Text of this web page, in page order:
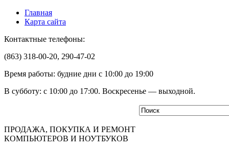
Главная
Карта сайта
Контактные телефоны:
(863) 318-00-20, 290-47-02
Время работы: будние дни с 10:00 до 19:00
В субботу: с 10:00 до 17:00. Воскресенье — выходной.
ПРОДАЖА, ПОКУПКА И РЕМОНТ
КОМПЬЮТЕРОВ И НОУТБУКОВ